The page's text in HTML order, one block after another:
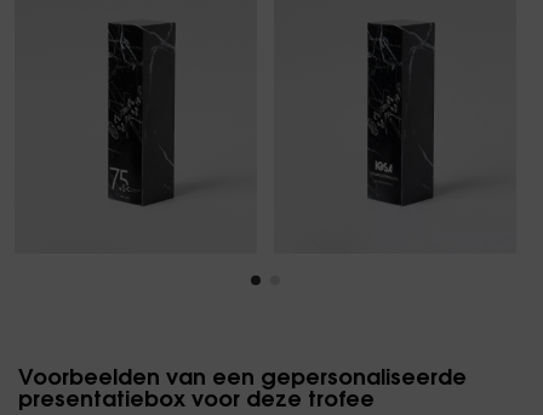
Voorbeelden van een gepersonaliseerde
presentatiebox voor deze trofee